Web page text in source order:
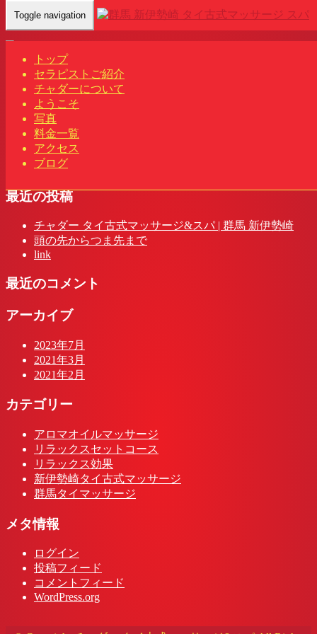
Toggle navigation
トップ
セラピストご紹介
チャダーについて
ようこそ
写真
料金一覧
アクセス
ブログ
Home- ナナ(…
ナナ(Nana)群馬 新伊勢崎駅 タイ古式マッサージ&スパ | チャ
ダー
最近の投稿
チャダー タイ古式マッサージ&スパ | 群馬 新伊勢崎
頭の先からつま先まで
link
最近のコメント
アーカイブ
2023年7月
2021年3月
2021年2月
カテゴリー
アロマオイルマッサージ
リラックスセットコース
リラックス効果
新伊勢崎タイ古式マッサージ
群馬タイマッサージ
メタ情報
ログイン
投稿フィード
コメントフィード
WordPress.org